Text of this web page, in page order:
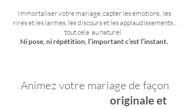
Immortaliservotre mariage,capter les émotions, les
rires et les larmes, les discours et les applaudissements...
tout cela au naturel.
Ni pose, ni répétition, l’important c’est l’instant.
Animez votre mariage de façon
originale et